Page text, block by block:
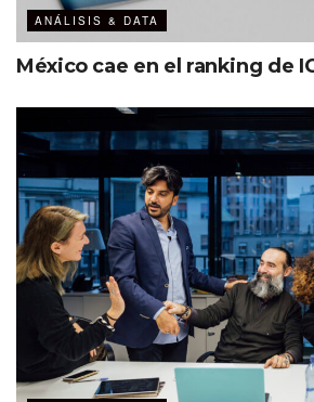
ANÁLISIS & DATA
México cae en el ranking de